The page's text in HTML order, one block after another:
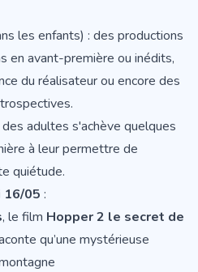
les enfants) : des productions
en avant-première ou inédits,
du réalisateur ou encore des
des adultes s'achève quelques
à leur permettre de
quiétude.
16/05 :
, le film Hopper 2 le secret de
qu’une mystérieuse